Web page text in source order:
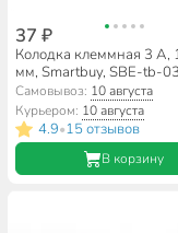
37 ₽
Колодка клеммная 3 А,
мм, Smartbuy, SBE-tb-
Самовывоз: 10 августа
Курьером: 10 августа
4.9•15 отзывов
В корзину